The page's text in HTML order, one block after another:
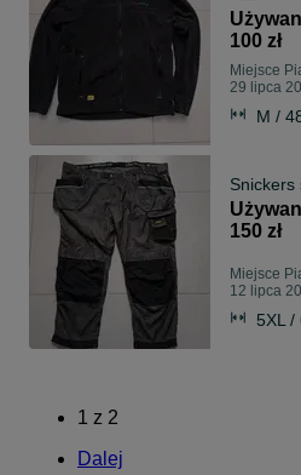
100 zł
Miejsce
29 lipca
M /
Snickers
150 zł
Miejsce
12 lipca
5XL /
1 z 2
Dalej